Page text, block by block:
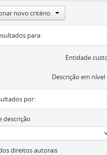
novo critério
para:
Entidade
Descrição em
por:
descrição
direitos autorais